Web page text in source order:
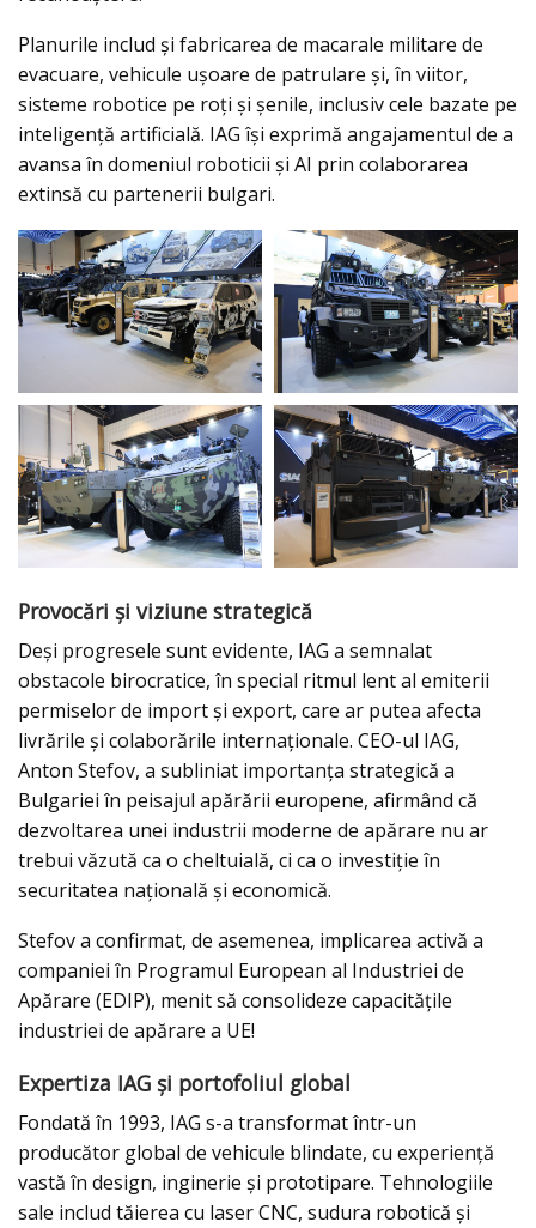
Planurile includ și fabricarea de macarale militare de
evacuare, vehicule ușoare de patrulare și, în viitor,
sisteme robotice pe roți și șenile, inclusiv cele bazate pe
inteligență artificială. IAG își exprimă angajamentul de a
avansa în domeniul roboticii și AI prin colaborarea
extinsă cu partenerii bulgari.
Provocări și viziune strategică
Deși progresele sunt evidente, IAG a semnalat
obstacole birocratice, în special ritmul lent al emiterii
permiselor de import și export, care ar putea afecta
livrările și colaborările internaționale. CEO-ul IAG,
Anton Stefov, a subliniat importanța strategică a
Bulgariei în peisajul apărării europene, afirmând că
dezvoltarea unei industrii moderne de apărare nu ar
trebui văzută ca o cheltuială, ci ca o investiție în
securitatea națională și economică.
Stefov a confirmat, de asemenea, implicarea activă a
companiei în Programul European al Industriei de
Apărare (EDIP), menit să consolideze capacitățile
industriei de apărare a UE!
Expertiza IAG și portofoliul global
Fondată în 1993, IAG s-a transformat într-un
producător global de vehicule blindate, cu experiență
vastă în design, inginerie și prototipare. Tehnologiile
sale includ tăierea cu laser CNC, sudura robotică și